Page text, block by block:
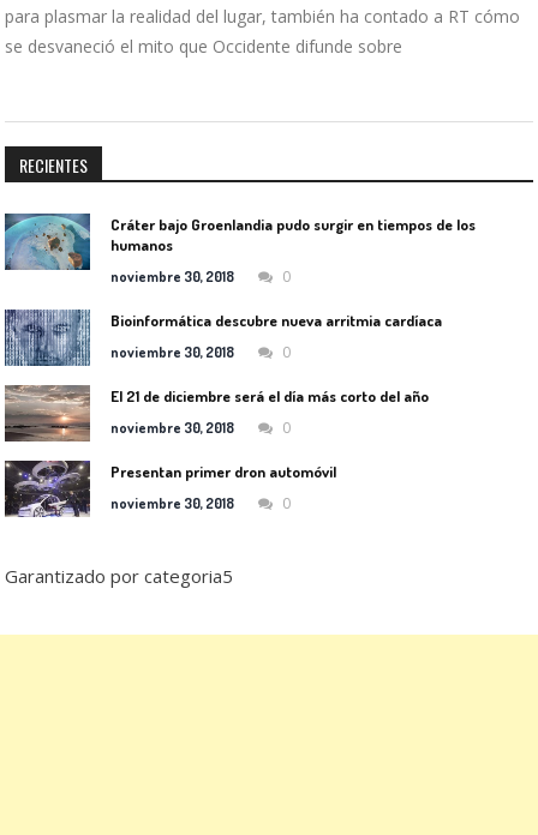
para plasmar la realidad del lugar, también ha contado a RT cómo
se desvaneció el mito que Occidente difunde sobre
RECIENTES
Cráter bajo Groenlandia pudo surgir en tiempos de los
humanos
noviembre 30, 2018 0
Bioinformática descubre nueva arritmia cardíaca
noviembre 30, 2018 0
El 21 de diciembre será el día más corto del año
noviembre 30, 2018 0
Presentan primer dron automóvil
noviembre 30, 2018 0
Garantizado por categoria5